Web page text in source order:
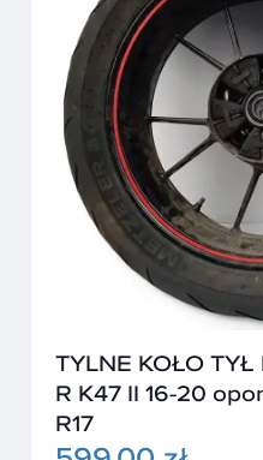
TYLNE KOŁO
R K47 II 16-20
R17